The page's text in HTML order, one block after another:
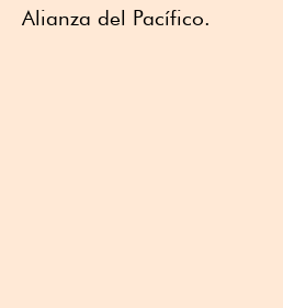
Alianza del Pacífico.